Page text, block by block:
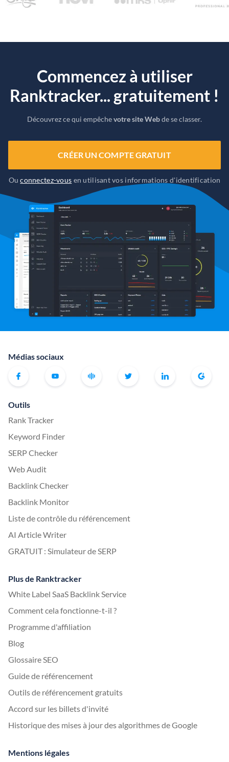
Commencez à utiliser
Ranktracker... gratuitement !
Découvrez ce qui empêchevotre site Webde se classer.
CRÉER UN COMPTE GRATUIT
Ouconnectez-vous en utilisant vos informations d'identification
Médias sociaux
Outils
Rank Tracker
Keyword Finder
SERP Checker
Web Audit
Backlink Checker
Backlink Monitor
Liste de contrôle du référencement
AI Article Writer
GRATUIT : Simulateur de SERP
Plus de Ranktracker
White Label SaaS Backlink Service
Comment cela fonctionne-t-il ?
Programme d'affiliation
Blog
Glossaire SEO
Guide de référencement
Outils de référencement gratuits
Accord sur les billets d'invité
Historique des mises à jour des algorithmes de Google
Mentions légales